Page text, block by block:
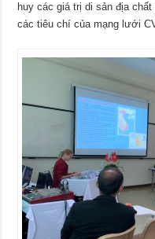
huy các giá trị di sản địa
các tiêu chí của mạng lưới